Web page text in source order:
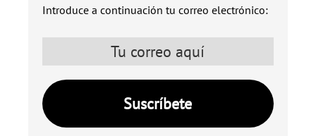
Introduce a continuación tu correo electrónico: